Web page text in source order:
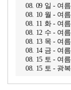
08. 09 일 - 여
08. 10 월 - 여
08. 11 화 - 여
08. 12 수 - 여
08. 13 목 - 여
08. 14 금 - 여
08. 15 토 - 여
08. 15 토 - 광